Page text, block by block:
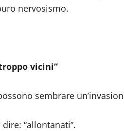
nervosismo.
vicini”
sembrare
“allontanati”.